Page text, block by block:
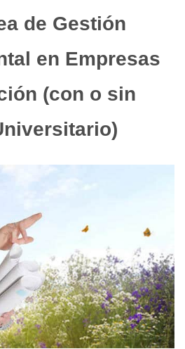
de Gestión
en Empresas
(con o sin